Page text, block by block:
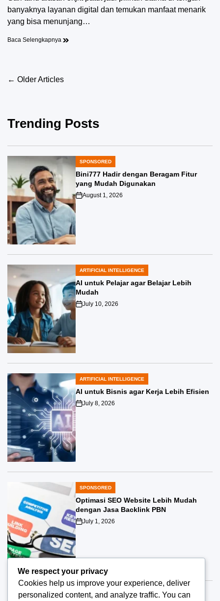
banyaknya layanan digital dan temukan manfaat menarik
yang bisa menunjang…
Baca Selengkapnya
Posts
← Older Articles
Trending Posts
POSTED
IN
SPONSORED
Bini777 Hadir dengan Beragam Fitur
yang Mudah Digunakan
Post
August 1, 2026
POSTED
IN
ARTIFICIAL INTELLIGENCE
AI untuk Pelajar agar Belajar Lebih
Mudah
Post
July 10, 2026
POSTED
IN
ARTIFICIAL INTELLIGENCE
AI untuk Bisnis agar Kerja Lebih Efisien
Post
Date
July 8, 2026
POSTED
IN
SPONSORED
Optimasi SEO Website Lebih Mudah
dengan Jasa Backlink PBN
Post
Date
July 1, 2026
POSTED
SPONSORED
We respect your privacy
Cookies help us improve your experience, deliver
personalized content, and analyze traffic. You can